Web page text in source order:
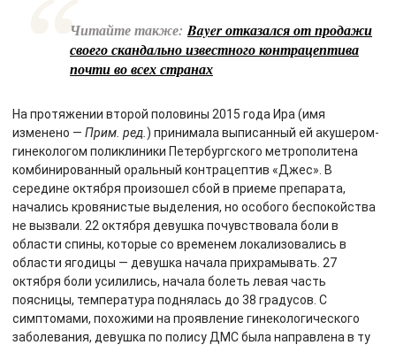
Читайте также:Bayer отказался от продажи
своего скандально известного контрацептива
почти во всех странах
На протяжении второй половины 2015 года Ира (имя
изменено — Прим. ред. ) принимала выписанный ей акушером-
гинекологом поликлиники Петербургского метрополитена
комбинированный оральный контрацептив «Джес». В
середине октября произошел сбой в приеме препарата,
начались кровянистые выделения, но особого беспокойства
не вызвали. 22 октября девушка почувствовала боли в
области спины, которые со временем локализовались в
области ягодицы — девушка начала прихрамывать. 27
октября боли усилились, начала болеть левая часть
поясницы, температура поднялась до 38 градусов. С
симптомами, похожими на проявление гинекологического
заболевания, девушка по полису ДМС была направлена в ту